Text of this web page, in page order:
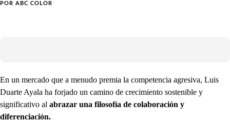
POR ABC COLOR
En un mercado que a menudo premia la competencia agresiva, Luis
Duarte Ayala ha forjado un camino de crecimiento sostenible y
significativo al abrazar una filosofía de colaboración y
diferenciación.